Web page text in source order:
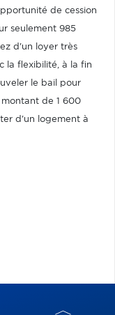
de cession
seulement 985
d'un loyer très
la flexibilité, à la fin
le bail pour
de 1 600
d'un logement à